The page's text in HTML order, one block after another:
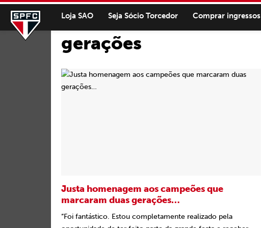
Loja SAO Seja Sócio Torcedor Comprar ingressos
gerações
Justa homenagem aos campeões que
marcaram duas gerações…
“Foi fantástico. Estou completamente realizado pela